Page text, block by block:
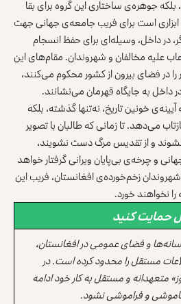
جوهره‌ی ساختاری این گروه برای بقا
است برای فریب جامعه‌ی جهانی جهت
داخل، وسیله‌ای برای حفظ انسجام
علیه مخالفان و شهروندان. مقام‌های این
را در فضای بیرون از کشور محکوم می‌کنند،
داخل به جایگاه قهرمان می‌نشانند.
خونین تاریخ، نه‌تنها گذشته، بلکه
می‌دهد. تا زمانی که طالبان با تصویر
نشوند و از تقدیس مرگ دست نشویند،
و چرخه‌ی بی‌پایان ویرانی گرفتار خواهد
زخم‌خورده‌ی افغانستان، فریب این
نخواهند خورد.
حمایت کنید
و فضای عمومی در افغانستان،
مستقل را محدود کرده است. در
متعهدانه و مستقل به کار خود ادامه
و فراموشی نشود.